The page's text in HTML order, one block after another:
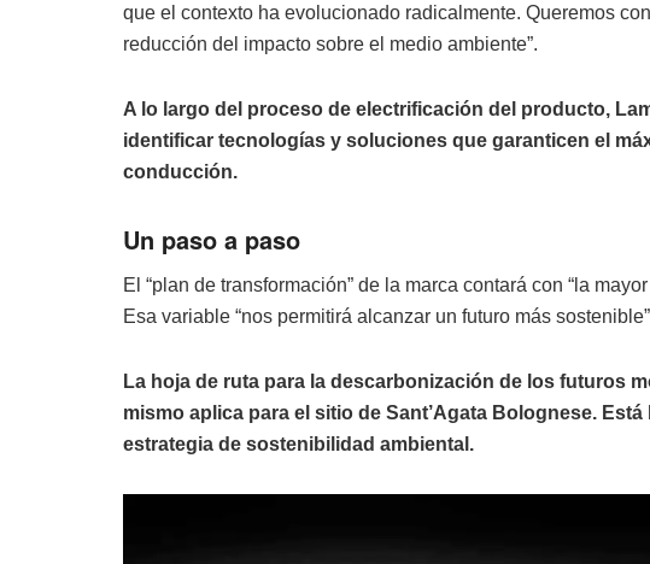
que el contexto ha evolucionado radicalmente. Queremos
reducción del impacto sobre el medio ambiente”.
A lo largo del proceso de electrificación del producto,
identificar tecnologías y soluciones que garanticen el
conducción.
Un paso a paso
El “plan de transformación” de la marca contará con “la
Esa variable “nos permitirá alcanzar un futuro más
La hoja de ruta para la descarbonización de los futuros
mismo aplica para el sitio de Sant’Agata Bolognese.
estrategia de sostenibilidad ambiental.